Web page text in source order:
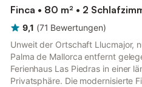
Finca • 80 m² • 2
9,1 (71 Bewertungen)
Unweit der Ortschaft Llucmajor,
Palma de Mallorca entfernt
Ferienhaus Las Piedras in einer
Privatsphäre. Die modernisierte